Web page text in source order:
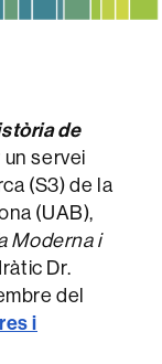
de
un servei
(S3) de la
(UAB),
Moderna i
Dr.
del
i